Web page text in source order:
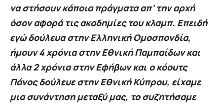
να στήσουν κάποια πράγματα απ’ την αρχή
όσον αφορά τις ακαδημίες του κλαμπ. Επειδή
εγώ δούλευα στην Ελληνική Ομοσπονδία,
ήμουν 4 χρόνια στην Εθνική Παμπαίδων και
άλλα 2 χρόνια στην Εφήβων και ο κόουτς
Πάνος δούλευε στην Εθνική Κύπρου, είχαμε
μια συνάντηση μεταξύ μας, το συζητήσαμε